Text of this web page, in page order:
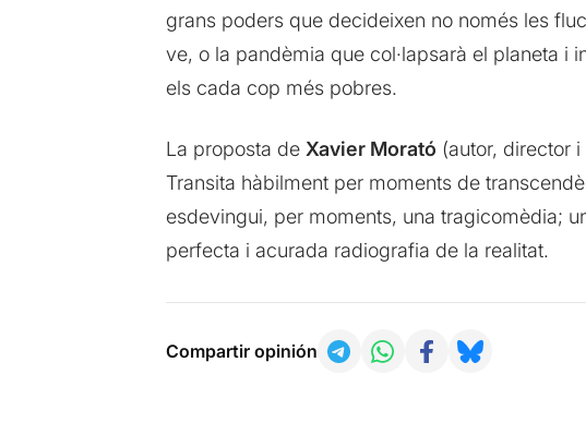
grans poders que decideixen no només les
ve, o la pandèmia que col·lapsarà el planeta i
els cada cop més pobres.
La proposta de Xavier Morató (autor, director
Transita hàbilment per moments de
esdevingui, per moments, una tragicomèdia;
perfecta i acurada radiografia de la realitat.
Compartir opinión